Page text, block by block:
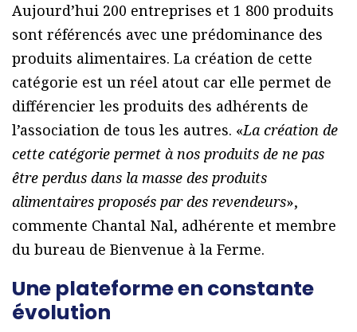
Aujourd’hui 200 entreprises et 1 800 produits
sont référencés avec une prédominance des
produits alimentaires. La création de cette
catégorie est un réel atout car elle permet de
différencier les produits des adhérents de
l’association de tous les autres. «La création de
cette catégorie permet à nos produits de ne pas
être perdus dans la masse des produits
alimentaires proposés par des revendeurs»,
commente Chantal Nal, adhérente et membre
du bureau de Bienvenue à la Ferme.
Une plateforme en constante
évolution